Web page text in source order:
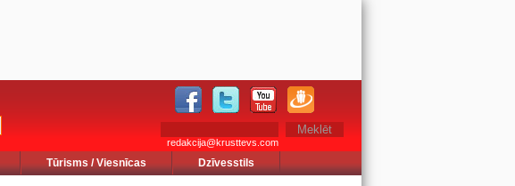
redakcija@krusttevs.com
Tūrisms / Viesnīcas Dzīvesstils